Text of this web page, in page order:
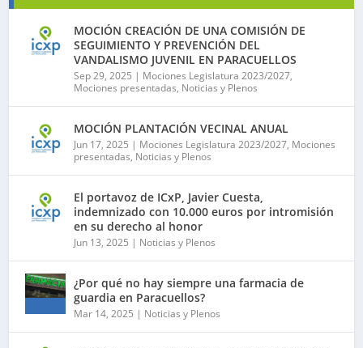
MOCIÓN CREACIÓN DE UNA COMISIÓN DE
SEGUIMIENTO Y PREVENCIÓN DEL
VANDALISMO JUVENIL EN PARACUELLOS
Sep 29, 2025 | Mociones Legislatura 2023/2027,
Mociones presentadas, Noticias y Plenos
MOCIÓN PLANTACIÓN VECINAL ANUAL
Jun 17, 2025 | Mociones Legislatura 2023/2027, Mociones
presentadas, Noticias y Plenos
El portavoz de ICxP, Javier Cuesta,
indemnizado con 10.000 euros por intromisión
en su derecho al honor
Jun 13, 2025 | Noticias y Plenos
¿Por qué no hay siempre una farmacia de
guardia en Paracuellos?
Mar 14, 2025 | Noticias y Plenos